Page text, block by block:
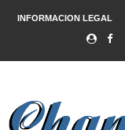
INFORMACION LEGAL